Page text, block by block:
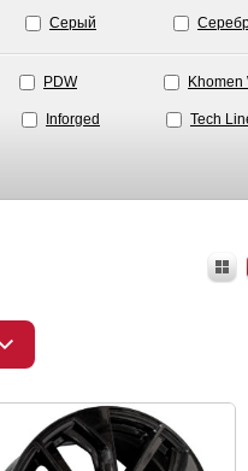
Серый
PDW Khomen
Inforged Tech